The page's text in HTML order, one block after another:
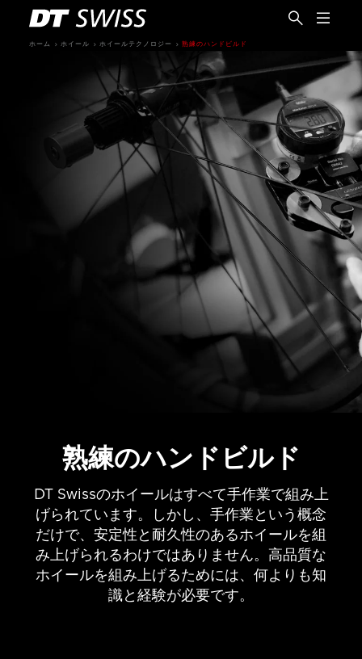
ホーム ホイール ホイールテクノロジー 熟練のハンドビルド
熟練のハンドビルド
DT Swissのホイールはすべて手作業で組み上
げられています。しかし、手作業という概念
だけで、安定性と耐久性のあるホイールを組
み上げられるわけではありません。高品質な
ホイールを組み上げるためには、何よりも知
識と経験が必要です。